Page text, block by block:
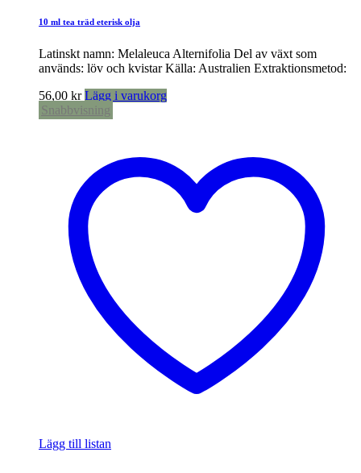
10 ml tea träd eterisk olja
Latinskt namn: Melaleuca Alternifolia Del av växt som
används: löv och kvistar Källa: Australien Extraktionsmetod:
56,00 kr Lägg i varukorg
Snabbvisning
Lägg till listan